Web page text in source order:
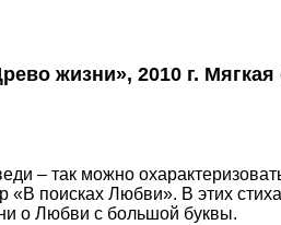
жизни», 2010 г.
– так можно
поисках Любви». В этих
о Любви с большой буквы.